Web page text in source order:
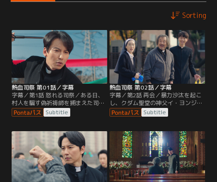
Sorting
熱血司祭 第01話／字幕
字幕／第1話 怒れる司祭／ある日、
村人を騙す偽祈祷師を捕まえた司祭
のキム・ヘイル。ヘイルは偽祈祷師
から黒幕が金貸しのオ社長と聞き乗
行く手を阻まれる。しかし、ヘイル
はたった1人で全員を倒してしま
う！
Subtitle
熱血司祭 第02話／字幕
字幕／第2話 再会／暴力沙汰を起こ
し、クダム聖堂の神父イ・ヨンジュ
ンの元にやって来たヘイル。ヨンジ
ュンはヘイルとの再会を喜び温かく
としたことでキレてしまったヘイル
は聖堂の仲間から怖がられてしま
い…。
Subtitle